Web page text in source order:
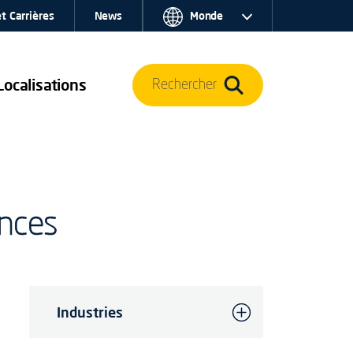
Carrières News Monde
Rechercher
Industries